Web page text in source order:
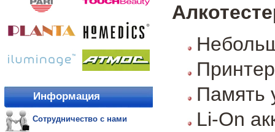
Информация
Сотрудничество с нами
Память
Li-On